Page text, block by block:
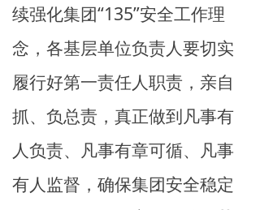
续强化集团“135”安全工作理
念， 各基层单位负责人要切实
履行好第一责任人职责，亲自
抓、负总责，真正做到凡事有
人负责、凡事有章可循、凡事
有人监督，确保集团安全稳定